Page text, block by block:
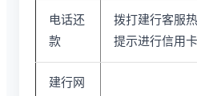
电话还
款
拨打建行客服
提示进行信用
建行网